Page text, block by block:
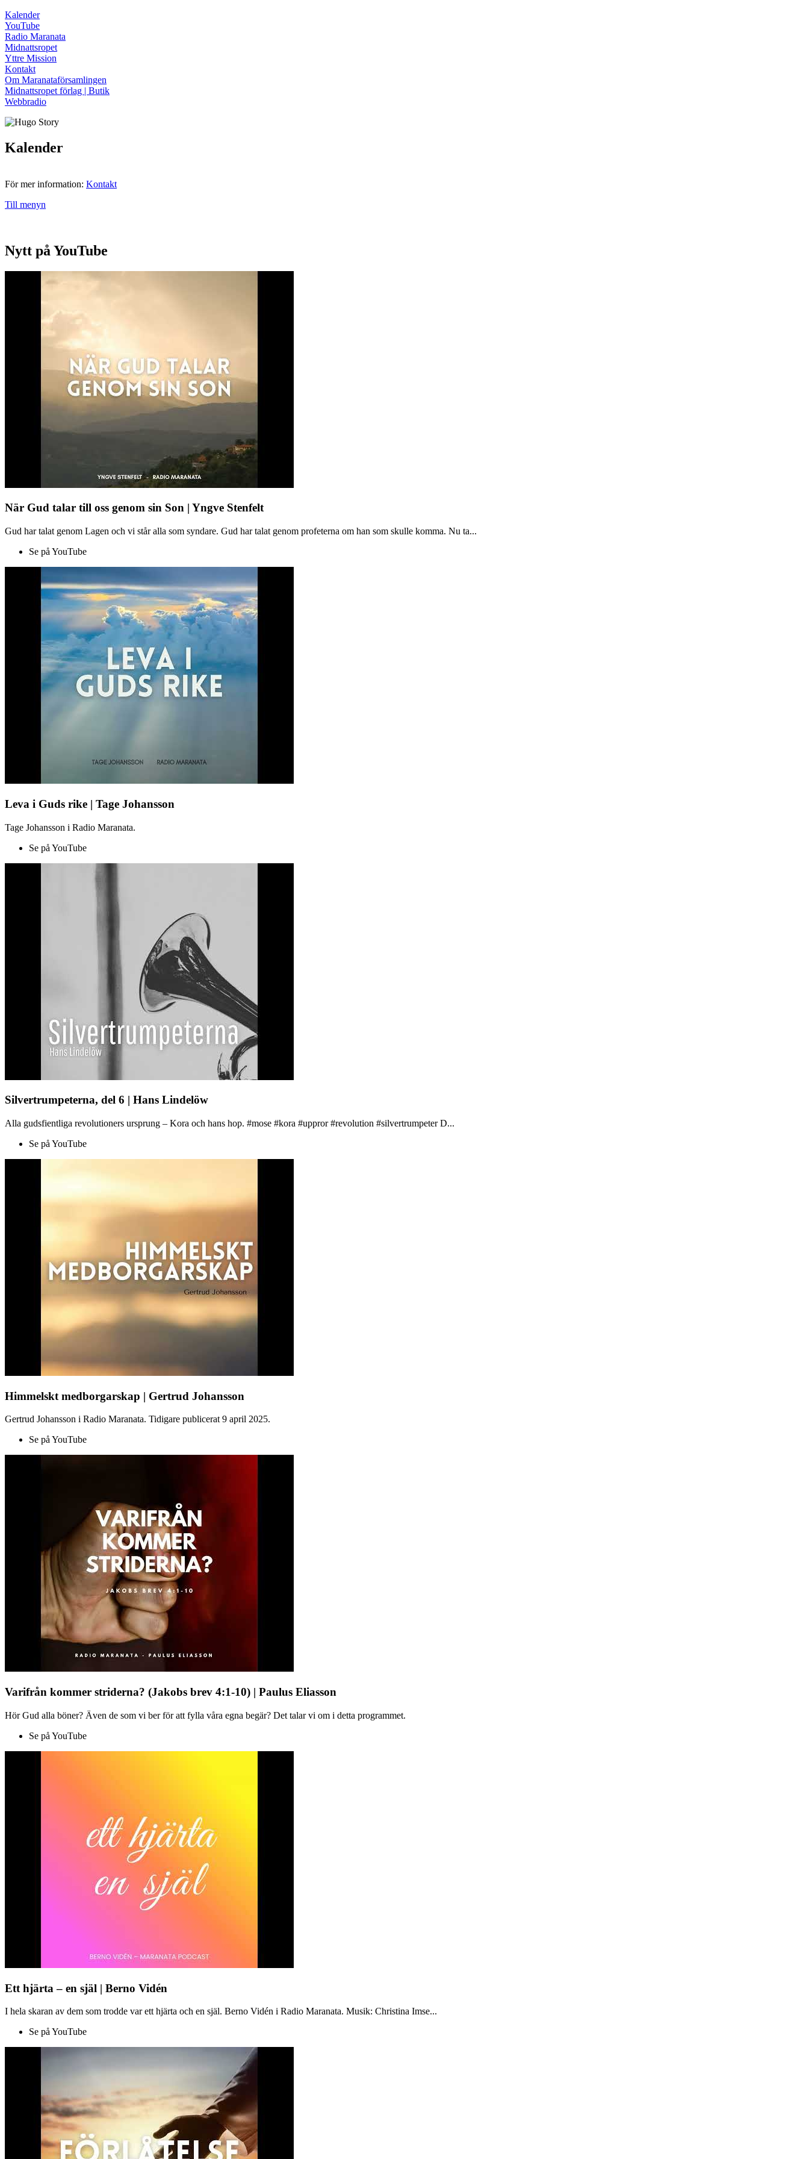
Kalender
YouTube
Radio Maranata
Midnattsropet
Yttre Mission
Kontakt
Om Maranataförsamlingen
Midnattsropet förlag | Butik
Webbradio
Kalender
För mer information: Kontakt
Till menyn
Nytt på YouTube
När Gud talar till oss genom sin Son | Yngve Stenfelt
Gud har talat genom Lagen och vi står alla som syndare. Gud har talat genom profeterna om han som skulle komma. Nu ta...
Se på YouTube
Leva i Guds rike | Tage Johansson
Tage Johansson i Radio Maranata.
Se på YouTube
Silvertrumpeterna, del 6 | Hans Lindelöw
Alla gudsfientliga revolutioners ursprung – Kora och hans hop. #mose #kora #uppror #revolution #silvertrumpeter D...
Se på YouTube
Himmelskt medborgarskap | Gertrud Johansson
Gertrud Johansson i Radio Maranata. Tidigare publicerat 9 april 2025.
Se på YouTube
Varifrån kommer striderna? (Jakobs brev 4:1-10) | Paulus Eliasson
Hör Gud alla böner? Även de som vi ber för att fylla våra egna begär? Det talar vi om i detta programmet.
Se på YouTube
Ett hjärta – en själ | Berno Vidén
I hela skaran av dem som trodde var ett hjärta och en själ. Berno Vidén i Radio Maranata. Musik: Christina Imse...
Se på YouTube